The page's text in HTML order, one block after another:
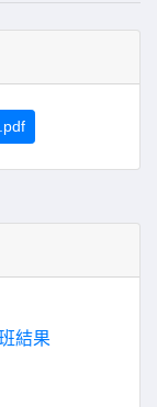
結果